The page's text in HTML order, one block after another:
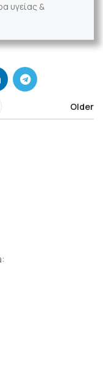
υγείας &
Older